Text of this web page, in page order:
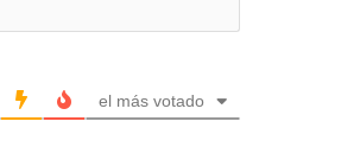
el más votado